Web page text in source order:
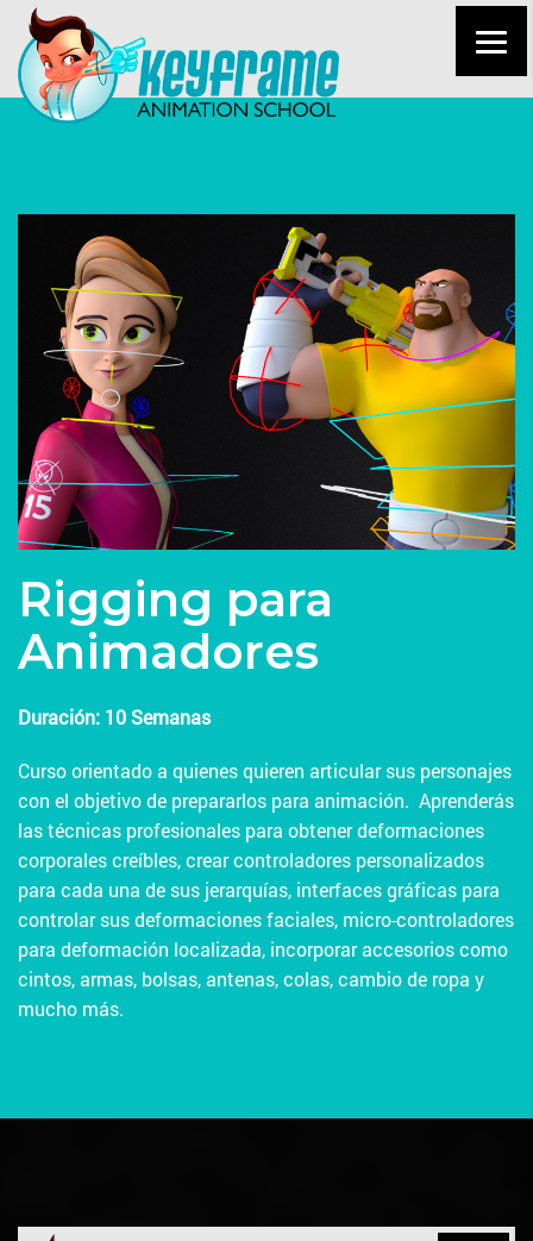
Rigging para
Animadores
Duración: 10 Semanas
Curso orientado a quienes quieren articular sus personajes
con el objetivo de prepararlos para animación. Aprenderás
las técnicas profesionales para obtener deformaciones
corporales creíbles, crear controladores personalizados
para cada una de sus jerarquías, interfaces gráficas para
controlar sus deformaciones faciales, micro-controladores
para deformación localizada, incorporar accesorios como
cintos, armas, bolsas, antenas, colas, cambio de ropa y
mucho más.